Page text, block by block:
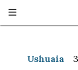
Ushuaia